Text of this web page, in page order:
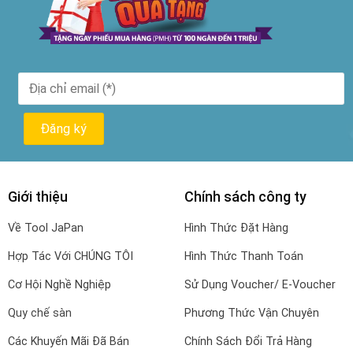
Giới thiệu
Về Tool JaPan
Hợp Tác Với CHÚNG TÔI
Cơ Hội Nghề Nghiệp
Quy chế sàn
Các Khuyến Mãi Đã Bán
Chính sách công ty
Hình Thức Đặt Hàng
Hình Thức Thanh Toán
Sử Dụng Voucher/ E-Voucher
Phương Thức Vận Chuyên
Chính Sách Đổi Trả Hàng